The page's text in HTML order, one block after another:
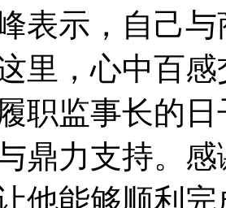
表示，自己
里，心中百
职监事长的
鼎力支持。
他能够顺利